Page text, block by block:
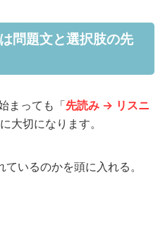
問題文と選択肢の先
まっても「先読み → リスニ
大切になります。
いるのかを頭に入れる。